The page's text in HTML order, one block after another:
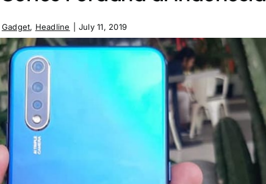
Gadget, Headline July 11, 2019